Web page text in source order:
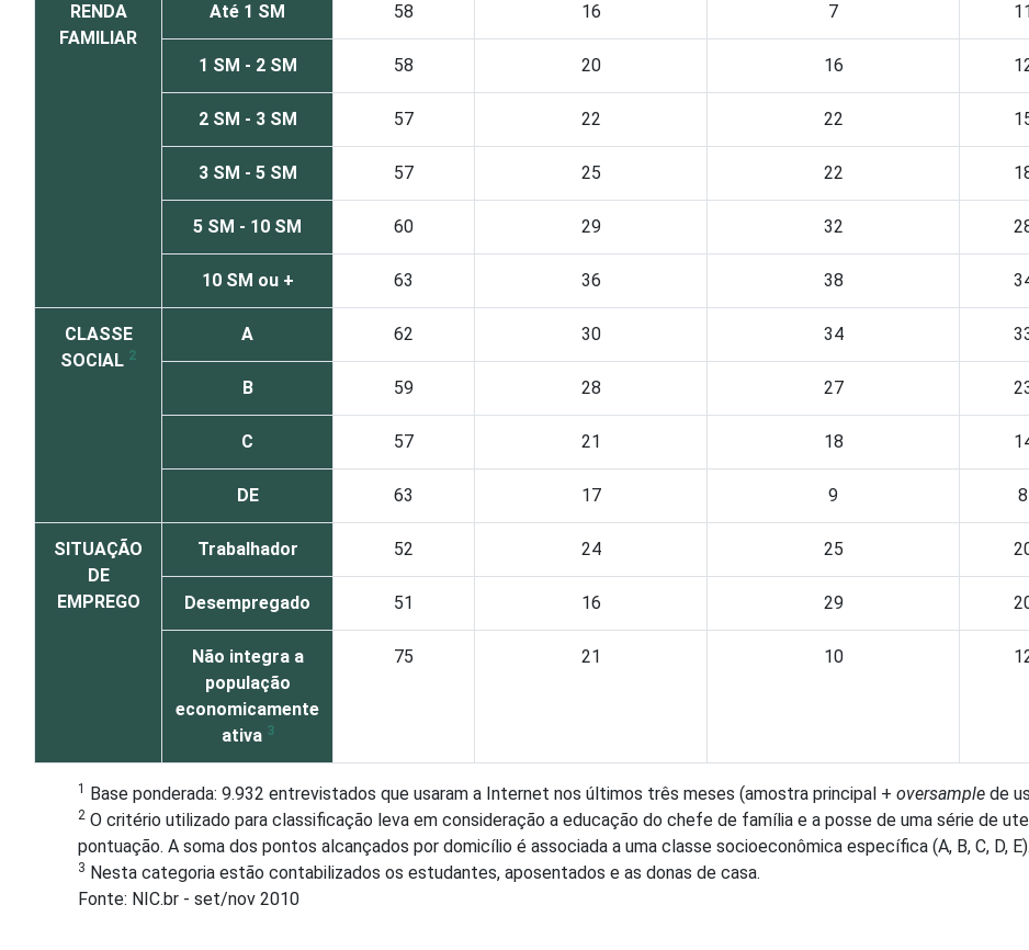
RENDA
FAMILIAR
Até 1 SM 58 16 7
1 SM - 2 SM 58 20 16
2 SM - 3 SM 57 22 22
3 SM - 5 SM 57 25 22
5 SM - 10 SM 60 29 32
10 SM ou + 63 36 38
CLASSE
SOCIAL 2
A 62 30 34
B 59 28 27
C 57 21 18
DE 63 17 9 8
SITUAÇÃO
DE
EMPREGO
Trabalhador 52 24 25
Desempregado 51 16 29
Não integra a
população
economicamente
ativa 3
75 21 10
1 Base ponderada: 9.932 entrevistados que usaram a Internet nos últimos três meses (amostra principal + oversample de
2 O critério utilizado para classificação leva em consideração a educação do chefe de família e a posse de uma série de
pontuação. A soma dos pontos alcançados por domicílio é associada a uma classe socioeconômica específica (A, B, C, D, E).
3 Nesta categoria estão contabilizados os estudantes, aposentados e as donas de casa.
Fonte: NIC.br - set/nov 2010